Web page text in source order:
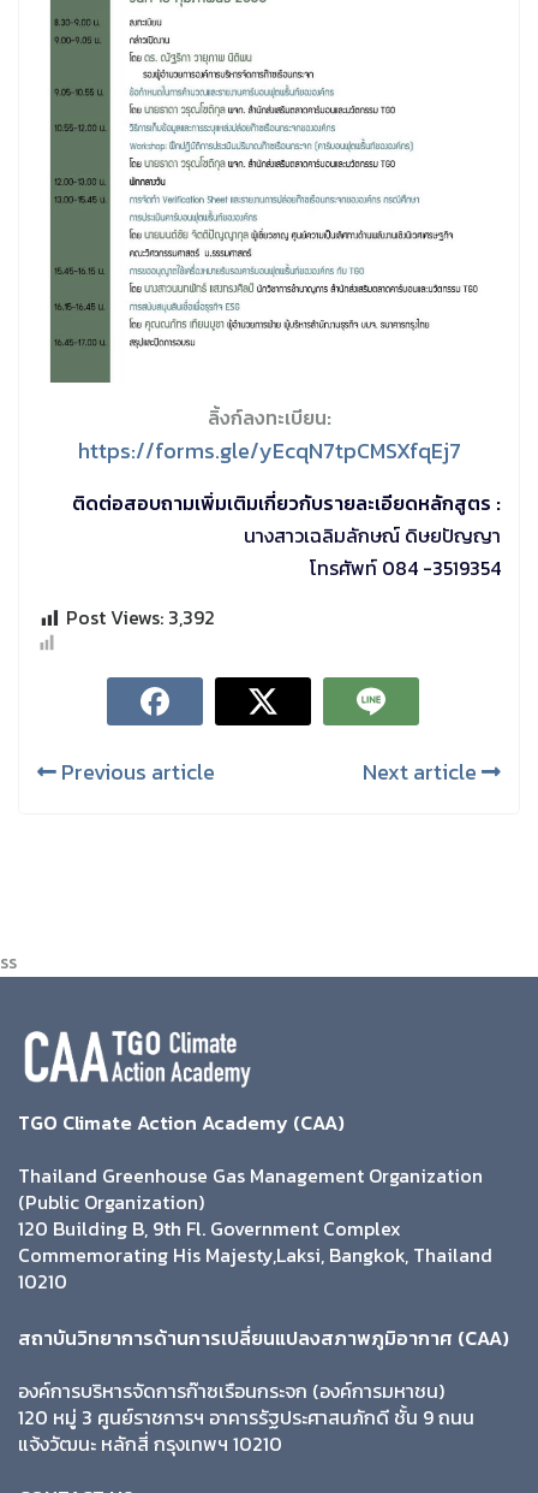
ลิ้งก์ลงทะเบียน:
https://forms.gle/yEcqN7tpCMSXfqEj7
ติดต่อสอบถามเพิ่มเติมเกี่ยวกับรายละเอียดหลักสูตร :
นางสาวเฉลิมลักษณ์ ดิษยปัญญา
โทรศัพท์ 084 -3519354
Post Views: 3,392
Previous article Next article
ss
TGO Climate Action Academy (CAA)
Thailand Greenhouse Gas Management Organization
(Public Organization)
120 Building B, 9th Fl. Government Complex
Commemorating His Majesty,Laksi, Bangkok, Thailand
10210
สถาบันวิทยาการด้านการเปลี่ยนแปลงสภาพภูมิอากาศ (CAA)
องค์การบริหารจัดการก๊าซเรือนกระจก (องค์การมหาชน)
120 หมู่ 3 ศูนย์ราชการฯ อาคารรัฐประศาสนภักดี ชั้น 9 ถนน
แจ้งวัฒนะ หลักสี่ กรุงเทพฯ 10210